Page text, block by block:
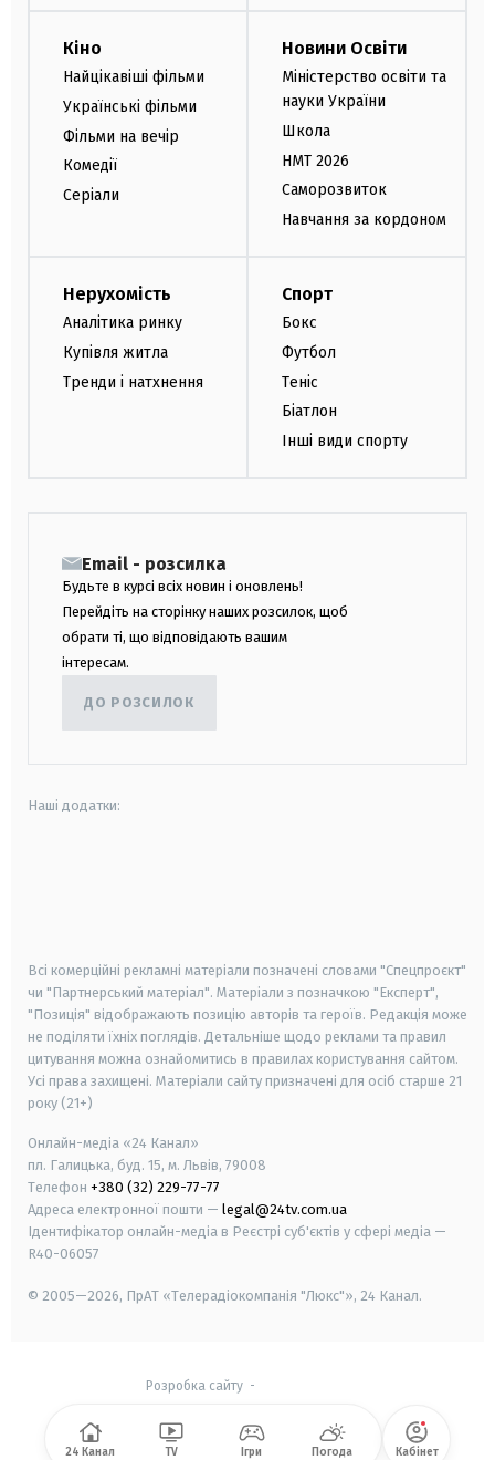
Кіно
Найцікавіші фільми
Українські фільми
Фільми на вечір
Комедії
Серіали
Новини Освіти
Міністерство освіти та
науки України
Школа
НМТ 2026
Саморозвиток
Навчання за кордоном
Нерухомість
Аналітика ринку
Купівля житла
Тренди і натхнення
Спорт
Бокс
Футбол
Теніс
Біатлон
Інші види спорту
Email - розсилка
Будьте в курсі всіх новин і оновлень!
Перейдіть на сторінку наших розсилок, щоб
обрати ті, що відповідають вашим
інтересам.
ДО РОЗСИЛОК
Наші додатки:
Всі комерційні рекламні матеріали позначені словами "Спецпроєкт"
чи "Партнерський матеріал". Матеріали з позначкою "Експерт",
"Позиція" відображають позицію авторів та героїв. Редакція може
не поділяти їхніх поглядів. Детальніше щодо реклами та правил
цитування можна ознайомитись в правилах користування сайтом.
Усі права захищені. Матеріали сайту призначені для осіб старше 21
року (21+)
Онлайн-медіа «24 Канал»
пл. Галицька, буд. 15, м. Львів, 79008
Телефон +380 (32) 229-77-77
Адреса електронної пошти — legal@24tv.com.ua
Ідентифікатор онлайн-медіа в Реєстрі суб'єктів у сфері медіа —
R40-06057
© 2005—2026, ПрАТ «Телерадіокомпанія "Люкс"», 24 Канал.
Розробка сайту-
24 Канал TV Ігри Погода Кабінет